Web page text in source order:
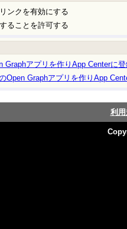
ンクを有効にする
ることを許可する
Graphアプリを作りApp Centerに
Open Graphアプリを作りApp
利